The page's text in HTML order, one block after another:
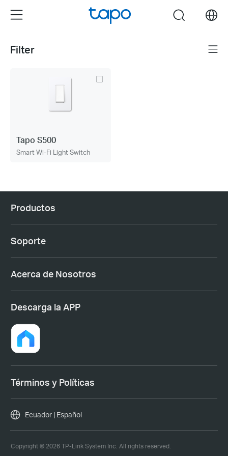
the
Menu search
Filter Menu
Tapo S500
Smart Wi-Fi Light Switch
Productos
Soporte
Acerca de Nosotros
Descarga la APP
Términos y Políticas
Copyright © 2026 TP-Link System Inc. All rights reserved.
Ecuador | Español